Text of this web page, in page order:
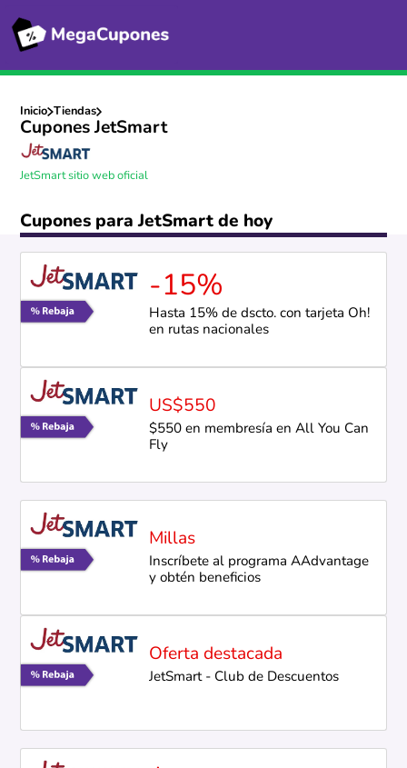
Inicio Tiendas
Cupones JetSmart
JetSmart sitio web oficial
Cupones para JetSmart de hoy
-15%
Hasta 15% de dscto. con tarjeta Oh!
en rutas nacionales
US$550
$550 en membresía en All You Can
Fly
Millas
Inscríbete al programa AAdvantage
y obtén beneficios
Oferta destacada
JetSmart - Club de Descuentos